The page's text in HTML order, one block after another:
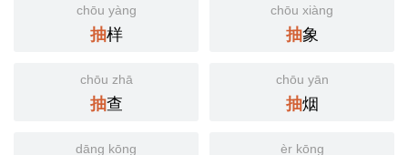
chōu yàng
抽样
chōu xiàng
抽象
chōu zhā
抽查
chōu yān
抽烟
dāng kōng èr kōng